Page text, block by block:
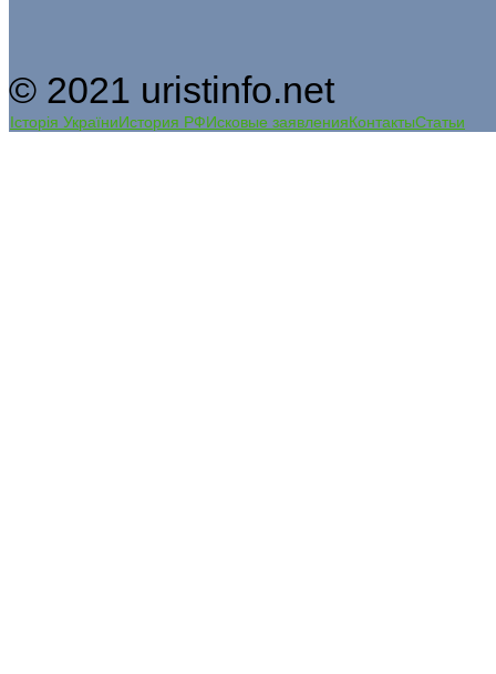
© 2021 uristinfo.net
Історія УкраїниИстория РФИсковые заявленияКонтактыСтатьи